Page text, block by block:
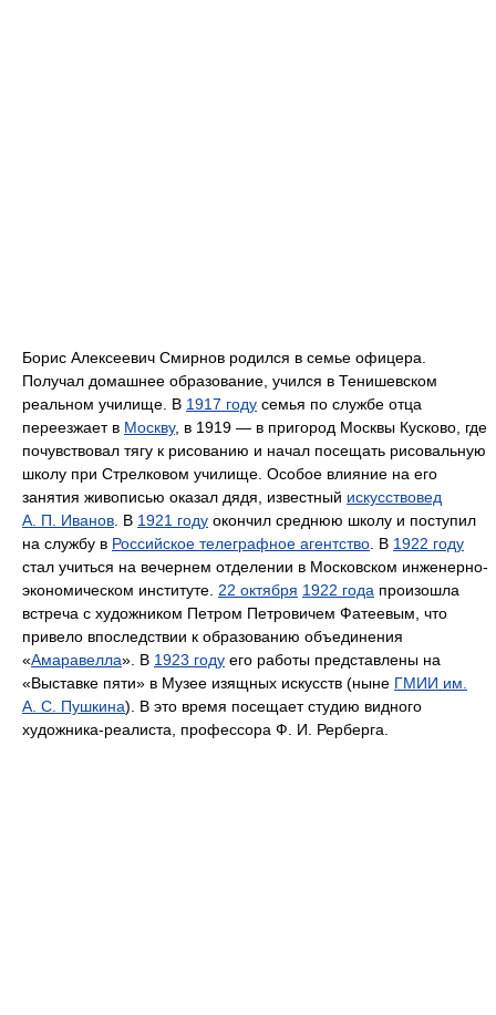
Борис Алексеевич Смирнов родился в семье офицера.
Получал домашнее образование, учился в Тенишевском
реальном училище. В 1917 году семья по службе отца
переезжает в Москву, в 1919 — в пригород Москвы Кусково, где
почувствовал тягу к рисованию и начал посещать рисовальную
школу при Стрелковом училище. Особое влияние на его
занятия живописью оказал дядя, известный искусствовед
А. П. Иванов . В 1921 году окончил среднюю школу и поступил
на службу в Российское телеграфное агентство . В 1922 году
стал учиться на вечернем отделении в Московском инженерно-
экономическом институте. 22 октября 1922 года произошла
встреча с художником Петром Петровичем Фатеевым, что
привело впоследствии к образованию объединения
«Амаравелла». В 1923 году его работы представлены на
«Выставке пяти» в Музее изящных искусств (ныне ГМИИ им.
А. С. Пушкина). В это время посещает студию видного
художника-реалиста, профессора Ф. И. Рерберга.